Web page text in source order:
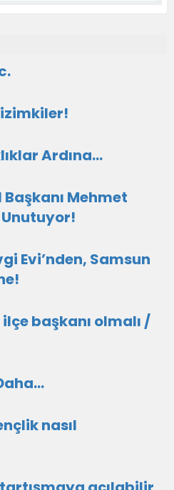
Ardına…
Başkanı Mehmet
Evi’nden, Samsun
başkanı olmalı /
nasıl